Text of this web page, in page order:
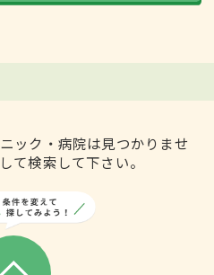
ック・病院は見つかりませ
て検索して下さい。